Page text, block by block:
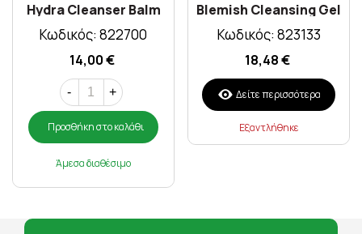
Hydra Cleanser Balm
200ml
Κωδικός: 822700
14,00 €
- +
Προσθήκη στο καλάθι
Άμεσα διαθέσιμο
Blemish Cleansing Gel
500ml
Κωδικός: 823133
18,48 €
Δείτε περισσότερα
Εξαντλήθηκε